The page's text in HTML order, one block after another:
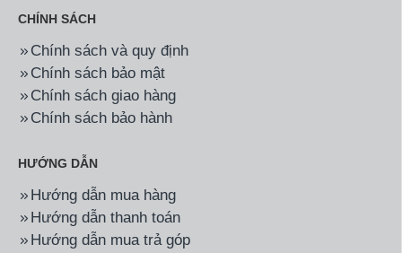
CHÍNH SÁCH
Chính sách và quy định
Chính sách bảo mật
Chính sách giao hàng
Chính sách bảo hành
HƯỚNG DẪN
Hướng dẫn mua hàng
Hướng dẫn thanh toán
Hướng dẫn mua trả góp